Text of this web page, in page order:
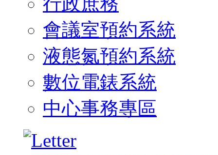
會議室預約系統
液態氮預約系統
數位電錶系統
中心事務專區